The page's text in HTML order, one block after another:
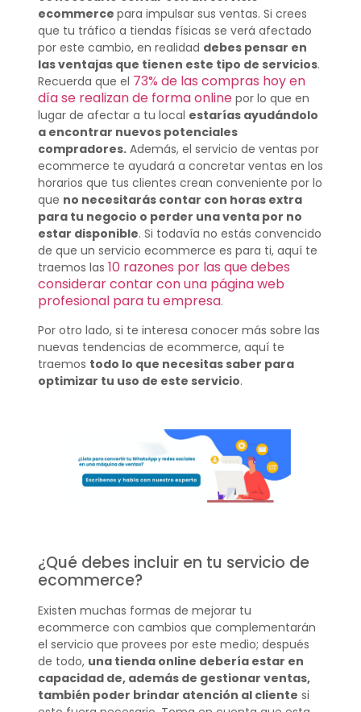
ecommerce para impulsar sus ventas. Si crees
que tu tráfico a tiendas físicas se verá afectado
por este cambio, en realidad debes pensar en
las ventajas que tienen este tipo de servicios.
Recuerda que el 73% de las compras hoy en
día se realizan de forma onlinepor lo que en
lugar de afectar a tu local estarías ayudándolo
a encontrar nuevos potenciales
compradores.Además, el servicio de ventas por
ecommerce te ayudará a concretar ventas en los
horarios que tus clientes crean conveniente por lo
que no necesitarás contar con horas extra
para tu negocio o perder una venta por no
estar disponible. Si todavía no estás convencido
de que un servicio ecommerce es para ti, aquí te
traemos las 10 razones por las que debes
considerar contar con una página web
profesional para tu empresa.
Por otro lado, si te interesa conocer más sobre las
nuevas tendencias de ecommerce, aquí te
traemos todo lo que necesitas saber para
optimizar tu uso de este servicio.
¿Qué debes incluir en tu servicio de
ecommerce?
Existen muchas formas de mejorar tu
ecommerce con cambios que complementarán
el servicio que provees por este medio; después
de todo, una tienda online debería estar en
capacidad de, además de gestionar ventas,
también poder brindar atención al cliente si